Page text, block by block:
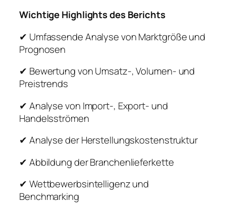
Wichtige Highlights des Berichts
✔ Umfassende Analyse von Marktgröße und
Prognosen
✔ Bewertung von Umsatz-, Volumen- und
Preistrends
✔ Analyse von Import-, Export- und
Handelsströmen
✔ Analyse der Herstellungskostenstruktur
✔ Abbildung der Branchenlieferkette
✔ Wettbewerbsintelligenz und
Benchmarking